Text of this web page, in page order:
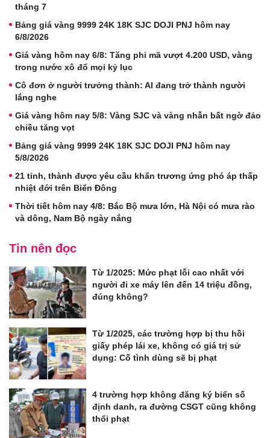
tháng 7
Bảng giá vàng 9999 24K 18K SJC DOJI PNJ hôm nay
6/8/2026
Giá vàng hôm nay 6/8: Tăng phi mã vượt 4.200 USD, vàng
trong nước xô đổ mọi kỷ lục
Cô đơn ở người trưởng thành: AI đang trở thành người
lắng nghe
Giá vàng hôm nay 5/8: Vàng SJC và vàng nhẫn bất ngờ đảo
chiều tăng vọt
Bảng giá vàng 9999 24K 18K SJC DOJI PNJ hôm nay
5/8/2026
21 tỉnh, thành được yêu cầu khẩn trương ứng phó áp thấp
nhiệt đới trên Biển Đông
Thời tiết hôm nay 4/8: Bắc Bộ mưa lớn, Hà Nội có mưa rào
và dông, Nam Bộ ngày nắng
Tin nên đọc
Từ 1/2025: Mức phạt lỗi cao nhất với
người đi xe máy lên đến 14 triệu đồng,
đúng không?
Từ 1/2025, các trường hợp bị thu hồi
giấy phép lái xe, không có giá trị sử
dụng: Cố tình dùng sẽ bị phạt
4 trường hợp không đăng ký biển số
định danh, ra đường CSGT cũng không
thổi phạt